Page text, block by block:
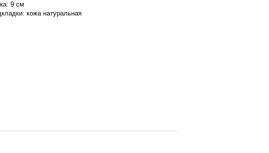
9 см
кожа натуральная